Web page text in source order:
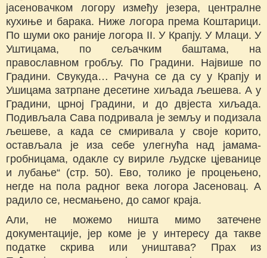
јасеновачком логору између језера, централне
кухиње и барака. Ниже логора према Коштарици.
По шуми око раније логора II. У Крапју. У Млаци. У
Уштицама, по сељачким баштама, на
православном гробљу. По Градини. Највише по
Градини. Свукуда… Рачуна се да су у Крапју и
Ушицама затрпане десетине хиљада љешева. А у
Градини, црној Градини, и до двјеста хиљада.
Подивљала Сава подривала је земљу и подизала
љешеве, а када се смиривала у своје корито,
остављала је иза себе улегнућа над јамама-
гробницама, одакле су вириле људске цјеванице
и лубање“ (стр. 50). Ево, толико је процењено,
негде на пола радног века логора Јасеновац. А
радило се, несмањено, до самог краја.
Али, не можемо ништа мимо затечене
документације, јер коме је у интересу да такве
податке скрива или уништава? Прах из